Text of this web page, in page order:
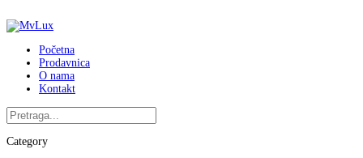
Početna
Prodavnica
O nama
Kontakt
Category